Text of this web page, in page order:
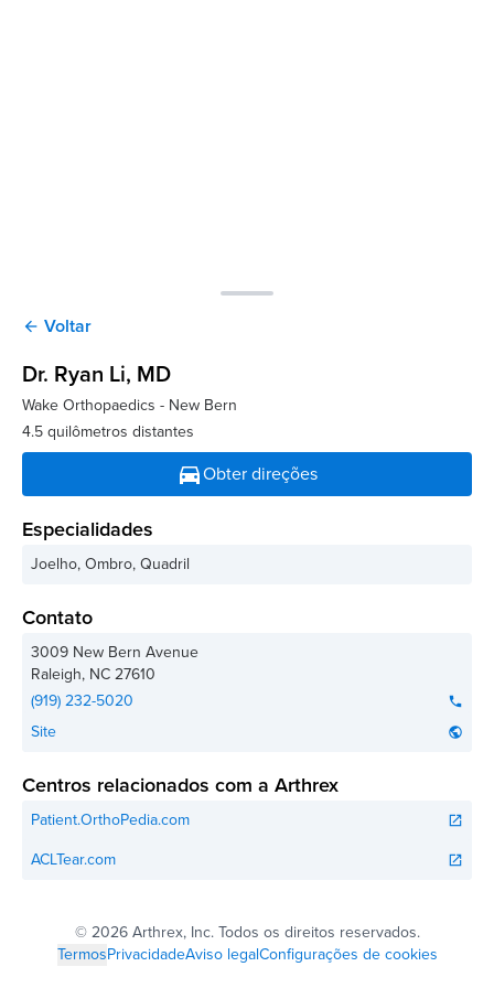
arrow_back Voltar
Dr. Ryan Li, MD
Wake Orthopaedics - New Bern
4.5 quilômetros distantes
directions_carObter direções
Especialidades
Joelho, Ombro, Quadril
Contato
3009 New Bern Avenue
Raleigh, NC27610
(919) 232-5020
phone
Site public
Centros relacionados com a Arthrex
Patient.OrthoPedia.com open_in_new
ACLTear.com open_in_new
© 2026 Arthrex, Inc. Todos os direitos reservados.
TermosPrivacidadeAviso legalConfigurações de cookies